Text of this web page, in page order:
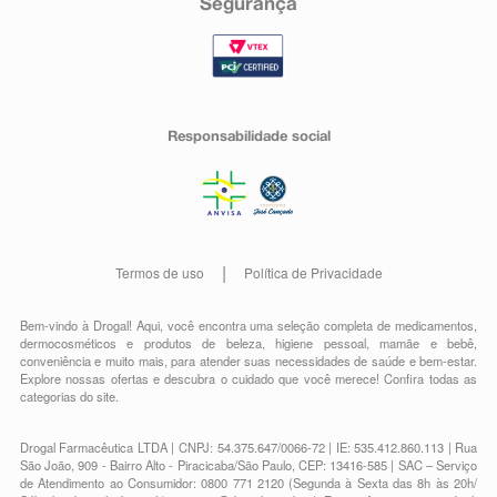
Segurança
Responsabilidade social
Termos de uso Política de Privacidade
Bem-vindo à Drogal! Aqui, você encontra uma seleção completa demedicamentos
dermocosméticos e produtos de beleza,higiene pessoal,mamãe e bebê
conveniênciae muito mais, para atender suas necessidades de saúde e bem-estar.
Explore nossas ofertas e descubra o cuidado que você merece!Confira todas as
categorias do site.
Drogal Farmacêutica LTDA | CNPJ: 54.375.647/0066-72 | IE: 535.412.860.113 | Rua
São João, 909 - Bairro Alto - Piracicaba/São Paulo, CEP: 13416-585 | SAC – Serviço
de Atendimento ao Consumidor: 0800 771 2120 (Segunda à Sexta das 8h às 20h/